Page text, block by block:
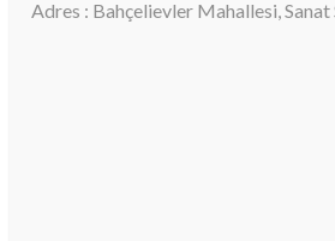
Adres : Bahçelievler Mahallesi,